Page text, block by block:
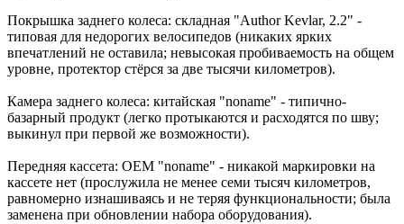
Покрышка заднего колеса: складная "Author Kevlar, 2.2" -
типовая для недорогих велосипедов (никаких ярких
впечатлений не оставила; невысокая пробиваемость на общем
уровне, протектор стёрся за две тысячи километров).
Камера заднего колеса: китайская "noname" - типично-
базарный продукт (легко протыкаются и расходятся по шву;
выкинул при первой же возможности).
Передняя кассета: OEM "noname" - никакой маркировки на
кассете нет (прослужила не менее семи тысяч километров,
равномерно изнашиваясь и не теряя функциональности; была
заменена при обновлении набора оборудования).